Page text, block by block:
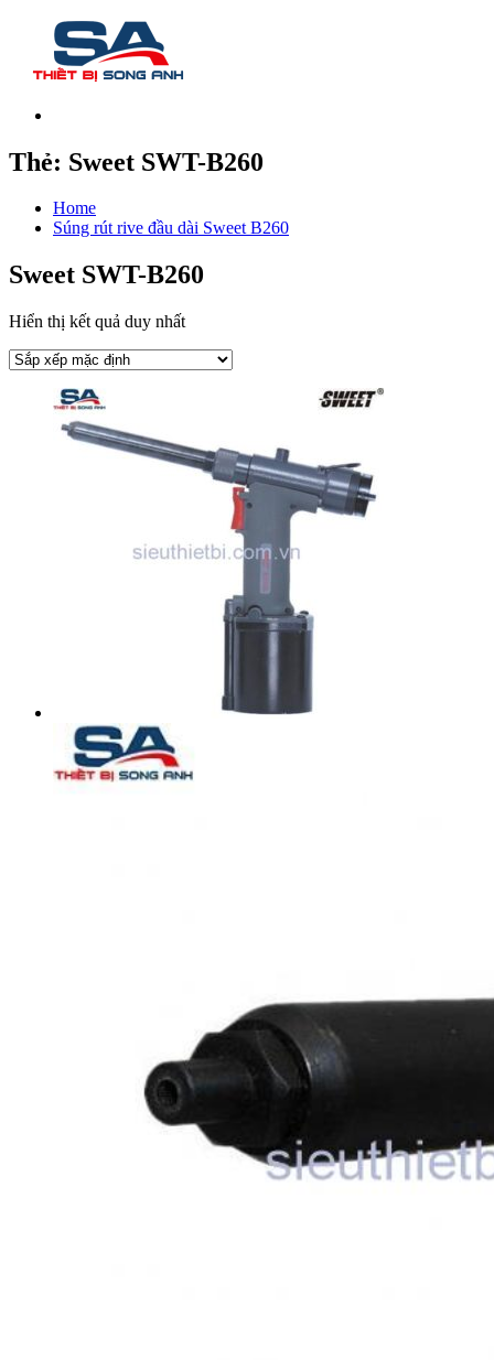
Thẻ: Sweet SWT-B260
Home
Súng rút rive đầu dài Sweet B260
Sweet SWT-B260
Hiển thị kết quả duy nhất